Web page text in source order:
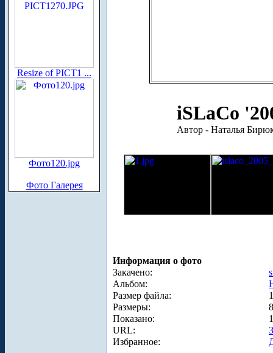
Resize of PICT1 ...
Фото120.jpg
Фото Галерея
iSLaCo
Автор - Наталья
Информация о фото
Закачено:
Альбом:
Размер файла:
Размеры:
Показано:
URL:
Избранное: